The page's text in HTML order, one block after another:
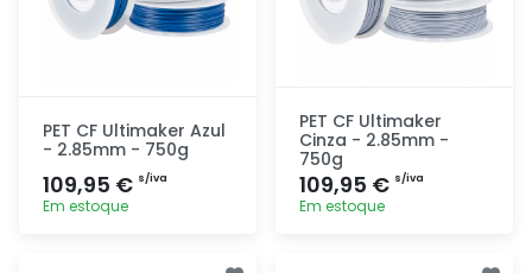
PET CF Ultimaker Azul
- 2.85mm - 750g
109,95 € s/iva
Em estoque
PET CF Ultimaker
Cinza - 2.85mm -
750g
109,95 € s/iva
Em estoque